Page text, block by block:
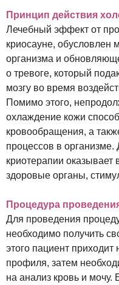
Принцип действия
Лечебный эффект от
криосауне, обусловлен
организма и
о тревоге, который
мозгу во время
Помимо этого,
охлаждение кожи
кровообращения, а
процессов в
криотерапии оказывает
здоровые органы,
Процедура
Для проведения
необходимо получить
этого пациент
профиля, затем
на анализ кровь и мочу.